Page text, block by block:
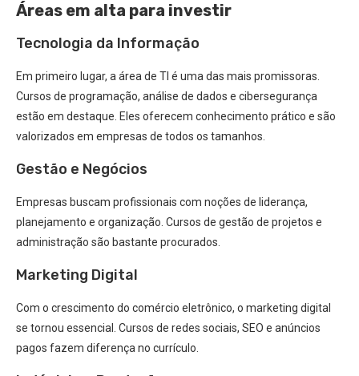
Áreas em alta para investir
Tecnologia da Informação
Em primeiro lugar, a área de TI é uma das mais promissoras.
Cursos de programação, análise de dados e cibersegurança
estão em destaque. Eles oferecem conhecimento prático e são
valorizados em empresas de todos os tamanhos.
Gestão e Negócios
Empresas buscam profissionais com noções de liderança,
planejamento e organização. Cursos de gestão de projetos e
administração são bastante procurados.
Marketing Digital
Com o crescimento do comércio eletrônico, o marketing digital
se tornou essencial. Cursos de redes sociais, SEO e anúncios
pagos fazem diferença no currículo.